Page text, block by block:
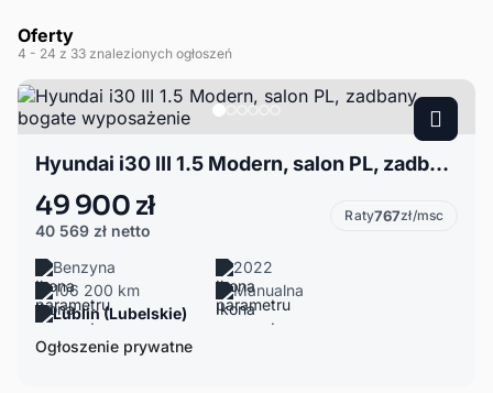
Oferty
4 - 24 z 33 znalezionych ogłoszeń
Hyundai i30 III 1.5 Modern, salon PL, zadbany, bogate wyposażenie
49 900 zł
40 569 zł netto
Raty767zł/msc
Benzyna
2022
106 200 km
Manualna
Lublin (Lubelskie)
Ogłoszenie prywatne